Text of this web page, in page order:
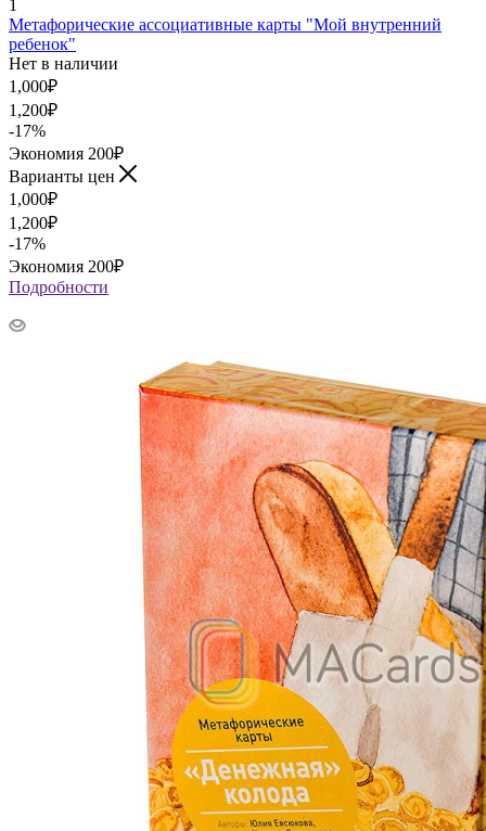
1
Метафорические ассоциативные карты "Мой внутренний
ребенок"
Нет в наличии
1,000₽
1,200₽
-17%
Экономия 200₽
Варианты цен
1,000₽
1,200₽
-17%
Экономия 200₽
Подробности